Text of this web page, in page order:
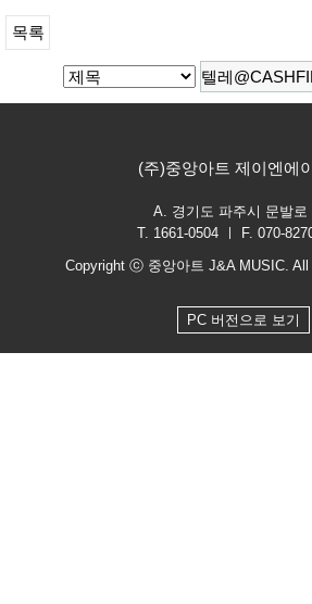
목록
(주)중앙아트 제이엔에
A. 경기도 파주시 문발로
T. 1661-0504 ㅣ F. 070-
Copyright ⓒ 중앙아트 J&A MUSIC. All
PC 버전으로 보기